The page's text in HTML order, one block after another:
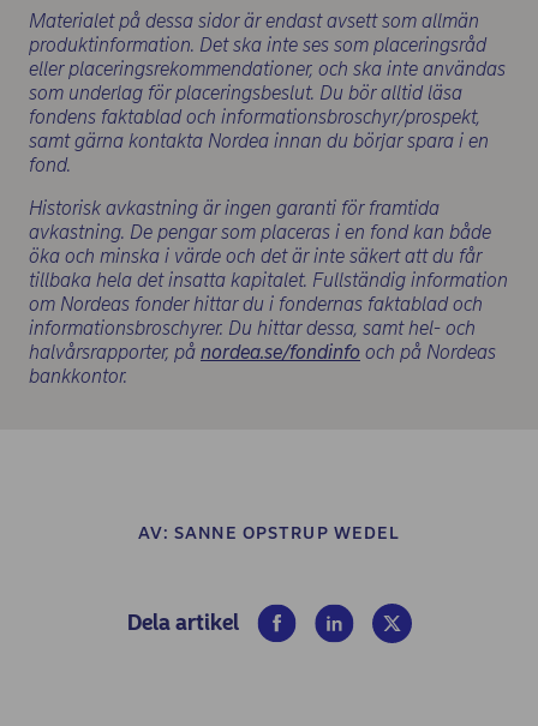
Materialet på dessa sidor är endast avsett som allmän
produktinformation. Det ska inte ses som placeringsråd
eller placeringsrekommendationer, och ska inte användas
som underlag för placeringsbeslut. Du bör alltid läsa
fondens faktablad och informationsbroschyr/prospekt,
samt gärna kontakta Nordea innan du börjar spara i en
fond.
Historisk avkastning är ingen garanti för framtida
avkastning. De pengar som placeras i en fond kan både
öka och minska i värde och det är inte säkert att du får
tillbaka hela det insatta kapitalet. Fullständig information
om Nordeas fonder hittar du i fondernas faktablad och
informationsbroschyrer. Du hittar dessa, samt hel- och
halvårsrapporter, på nordea.se/fondinfo (opens in new
och på Nordeas
bankkontor.
AV:SANNE OPSTRUP WEDEL
Dela artikel (opens in new window)
(opens in new window)
(opens in new